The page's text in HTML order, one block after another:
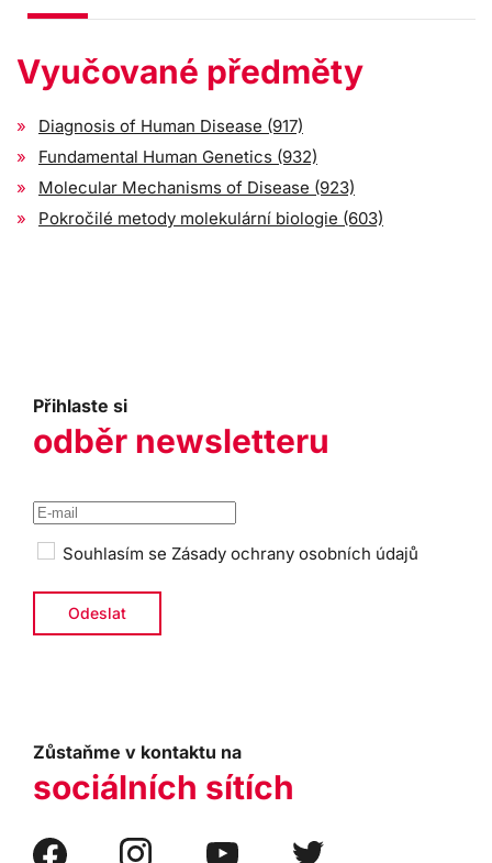
Vyučované předměty
Diagnosis of Human Disease (917)
Fundamental Human Genetics (932)
Molecular Mechanisms of Disease (923)
Pokročilé metody molekulární biologie (603)
Přihlaste si
odběr newsletteru
Souhlasím se Zásady ochrany osobních údajů
Zůstaňme v kontaktu na
sociálních sítích